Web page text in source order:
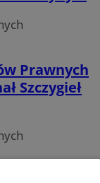
Prawnych
Szczygieł